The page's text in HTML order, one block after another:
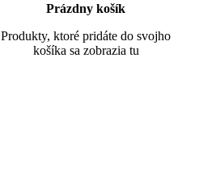
Prázdny košík
Produkty, ktoré pridáte do svojho
košíka sa zobrazia tu